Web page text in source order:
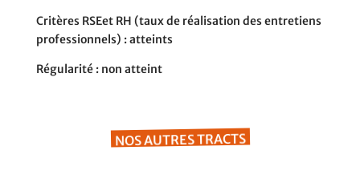
Critères RSEet RH (taux de réalisation des entretiens
professionnels) :atteints
Régularité : non atteint
NOS AUTRES TRACTS